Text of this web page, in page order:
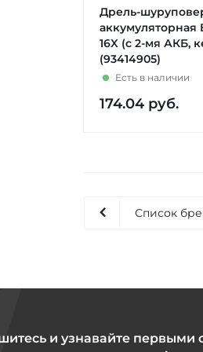
Дрель-
аккумуляторная
16X (с 2-мя АКБ,
(93414905)
Есть в наличии
174.04 руб.
Список
и узнавайте первыми